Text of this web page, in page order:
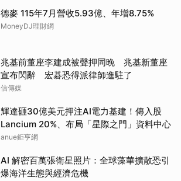
德麥 115年7月營收5.93億、年增8.75%
MoneyDJ理財網
兆基前董座李建成被聲押同晚 兆基新董座
宣布閃辭 宏碁恐得派律師進駐了
信傳媒
輝達砸30億美元押注AI電力基建！傳入股
Lancium 20%、布局「星際之門」資料中心
anue鉅亨網
AI 解密百萬張衛星照片：全球藻華擴散恐引
爆海洋生態與經濟危機